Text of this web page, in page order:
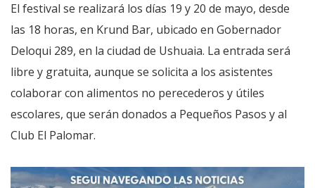
El festival se realizará los días 19 y 20 de mayo, desde
las 18 horas, en Krund Bar, ubicado en Gobernador
Deloqui 289, en la ciudad de Ushuaia. La entrada será
libre y gratuita, aunque se solicita a los asistentes
colaborar con alimentos no perecederos y útiles
escolares, que serán donados a Pequeños Pasos y al
Club El Palomar.